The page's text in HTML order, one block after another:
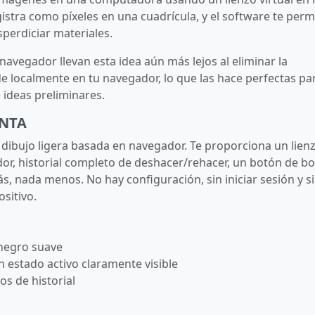
como píxeles en una cuadrícula, y el software te
materiales.
llevan esta idea aún más lejos al eliminar la
localmente en tu navegador, lo que las hace perfectas
preliminares.
ligera basada en navegador. Te proporciona un
historial completo de deshacer/rehacer, un botón de
nada menos. No hay configuración, sin iniciar sesión y
suave
activo claramente visible
de historial